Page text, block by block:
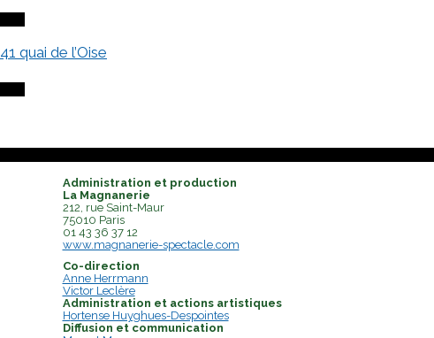
41 quai de l’Oise
Administration et production
La Magnanerie
212, rue Saint-Maur
75010 Paris
01 43 36 37 12
www.magnanerie-spectacle.com
Co-direction
Anne Herrmann
Victor Leclère
Administration et actions artistiques
Hortense Huyghues-Despointes
Diffusion et communication